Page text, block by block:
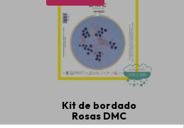
Kit de bordado
Rosas DMC